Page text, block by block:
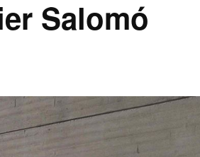
Salomó